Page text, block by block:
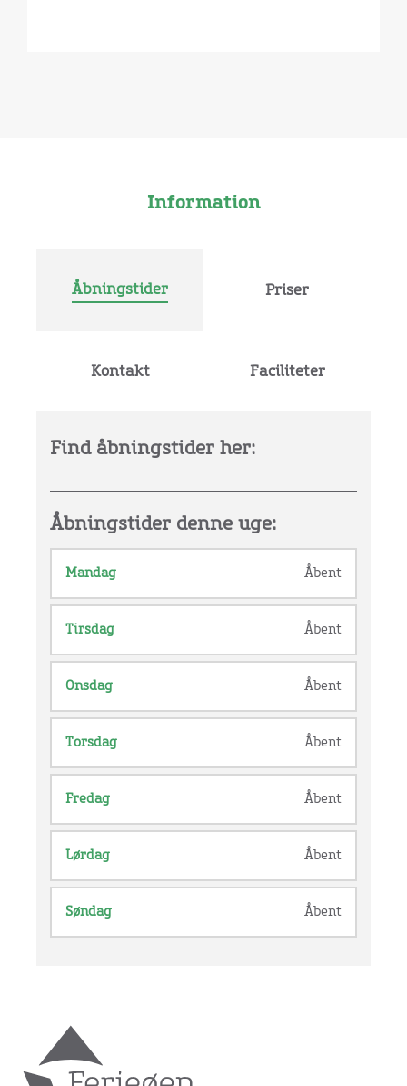
Information
Åbningstider Priser
Kontakt Faciliteter
Find åbningstider her:
Åbningstider denne uge:
Mandag Åbent
Tirsdag Åbent
Onsdag Åbent
Torsdag Åbent
Fredag Åbent
Lørdag Åbent
Søndag Åbent